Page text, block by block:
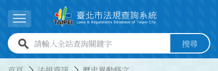
展開選單
全站查詢關鍵字欄位 搜尋